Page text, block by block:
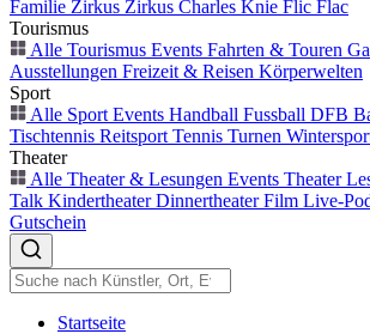
Familie Zirkus Zirkus Charles Knie Flic Flac
Tourismus
Alle Tourismus Events Fahrten & Touren
Ausstellungen Freizeit & Reisen Körperwelten
Sport
Alle Sport Events Handball Fussball DFB
Tischtennis Reitsport Tennis Turnen
Theater
Alle Theater & Lesungen Events Theater
Talk KindertheaterDinnertheaterFilm Live-
Gutschein
Startseite